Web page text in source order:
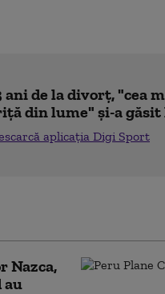
ani de la divorț, "cea
din lume" și-a
aplicația Digi Sport
Nazca,
au